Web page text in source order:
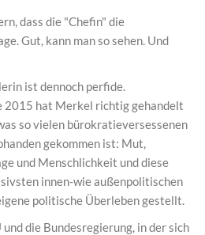
dass die "Chefin" die
Gut, kann man so sehen. Und
ist dennoch perfide.
2015 hat Merkel richtig gehandelt
so vielen bürokratieversessenen
gekommen ist: Mut,
und Menschlichkeit und diese
innen-wie außenpolitischen
politische Überleben gestellt.
die Bundesregierung, in der sich